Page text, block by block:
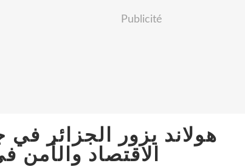
Publicité
هولاند يزور الجزائر في
الاقتصاد والأمن